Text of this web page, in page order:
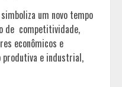
um novo tempo
de competitividade,
econômicos e
produtiva e industrial,